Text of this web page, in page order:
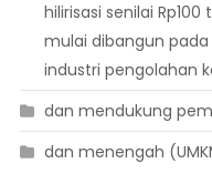
hilirisasi senilai
mulai dibangun
industri pengolahan
dan mendukung
dan menengah